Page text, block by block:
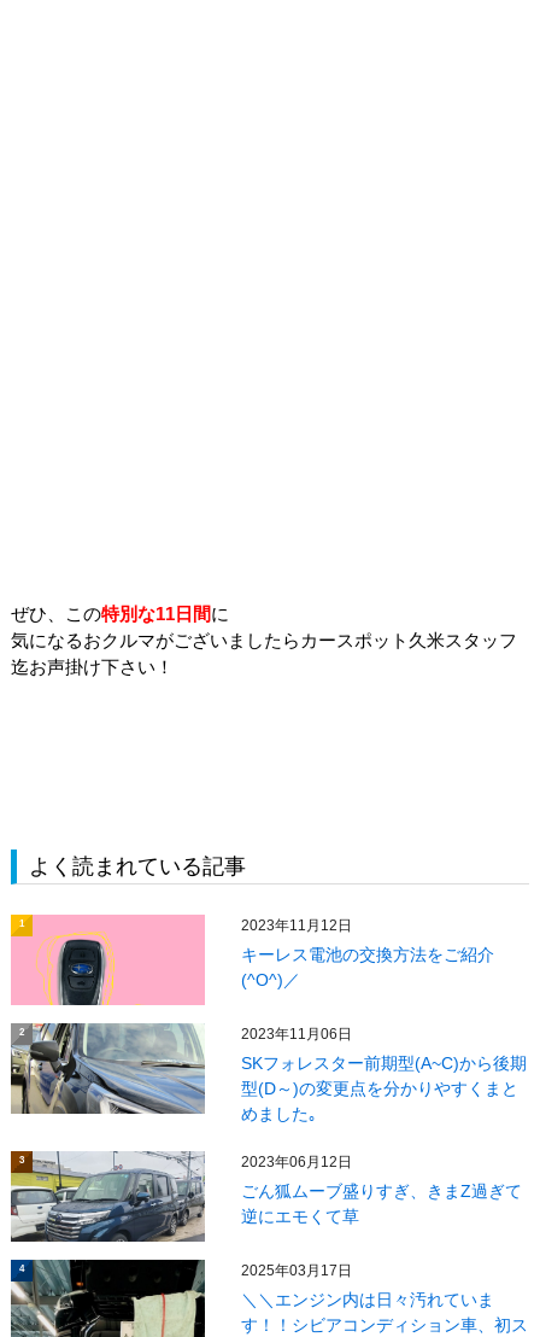
ぜひ、この特別な11日間に
気になるおクルマがございましたらカースポット久米スタッフ
迄お声掛け下さい！
よく読まれている記事
1 2023年11月12日
キーレス電池の交換方法をご紹介
(^O^)／
2 2023年11月06日
SKフォレスター前期型(A~C)から後期
型(D～)の変更点を分かりやすくまと
めました｡
3 2023年06月12日
ごん狐ムーブ盛りすぎ、きまZ過ぎて
逆にエモくて草
4 2025年03月17日
＼＼エンジン内は日々汚れていま
す！！シビアコンディション車、初ス